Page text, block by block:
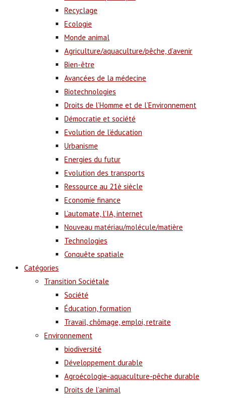
Recyclage
Ecologie
Monde animal
Agriculture/aquaculture/pêche, d’avenir
Bien-être
Avancées de la médecine
Biotechnologies
Droits de l’Homme et de l’Environnement
Démocratie et société
Evolution de l’éducation
Urbanisme
Energies du futur
Evolution des transports
Ressource au 21è siècle
Economie finance
L’automate, l’IA, internet
Nouveau matériau/molécule/matière
Technologies
Conquête spatiale
Catégories
Transition Sociétale
Société
Éducation, formation
Travail, chômage, emploi, retraite
Environnement
biodiversité
Développement durable
Agroécologie-aquaculture-pêche durable
Droits de l’animal